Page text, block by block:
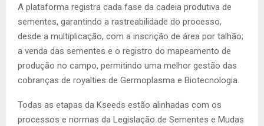
A plataforma registra cada fase da cadeia produtiva de
sementes, garantindo a rastreabilidade do processo,
desde a multiplicação, com a inscrição de área por talhão;
a venda das sementes e o registro do mapeamento de
produção no campo, permitindo uma melhor gestão das
cobranças de royalties de Germoplasma e Biotecnologia.
Todas as etapas da Kseeds estão alinhadas com os
processos e normas da Legislação de Sementes e Mudas